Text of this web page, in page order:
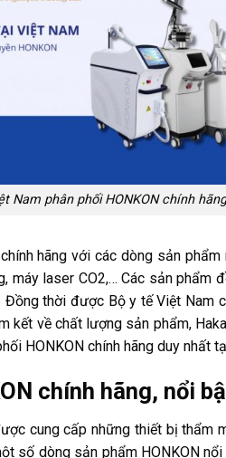
Nam phân phối HONKON chính
hãng với các dòng sản phẩm
máy laser CO2,… Các sản phẩm
Đồng thời được Bộ y tế Việt
kết về chất lượng sản phẩm,
HONKON chính hãng duy nhất
chính hãng, nổi
cung cấp những thiết bị
số dòng sản phẩm HONKON